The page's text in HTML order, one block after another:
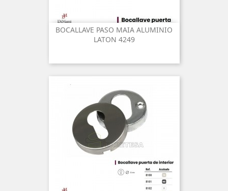
BOCALLAVE PASO MAIA ALUMINIO
LATON 4249